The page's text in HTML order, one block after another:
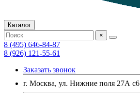
Каталог
×
8 (495) 646-84-87
8 (926) 121-55-61
Заказать звонок
г. Москва, ул. Нижние поля 27А с6